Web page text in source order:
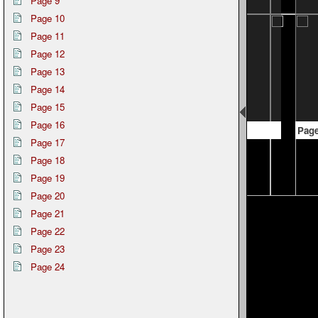
Page 10
Page 11
Page 12
Page 13
Page 14
Page 15
Page 16
Page 17
Page 18
Page 19
Page 20
Page 21
Page 22
Page 23
Page 24